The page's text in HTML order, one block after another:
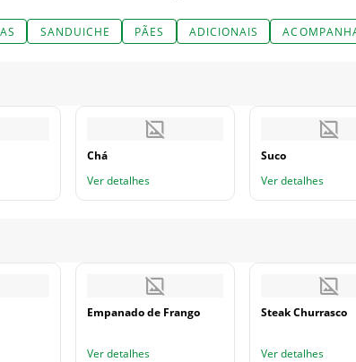
SANDUICHE PÃES ADICIONAIS
Chá
Ver detalhes
Suco
Ver detalhes
Empanado de Frango
Ver detalhes
Steak Churrasco
Ver detalhes